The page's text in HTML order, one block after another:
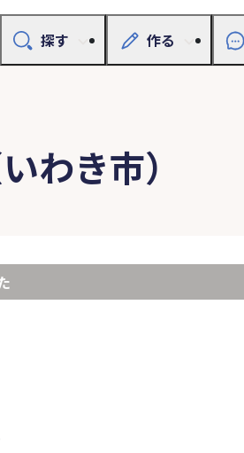
探す 作る
わき市）